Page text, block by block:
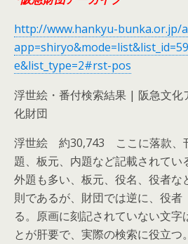
http://www.hankyu-bunka.or.jp/
e&list_type=2#rst-pos
浮世絵・番付検索結果 | 阪急文
化財団
浮世絵 約30,743 ここに落款、
題、板元、内題など記載されてい
外題も多い、板元、役名、役者な
則であるが、財団では逆に、役者
る。原画に刻記されていない文
とが肝要で、実際の検索に役立つ。